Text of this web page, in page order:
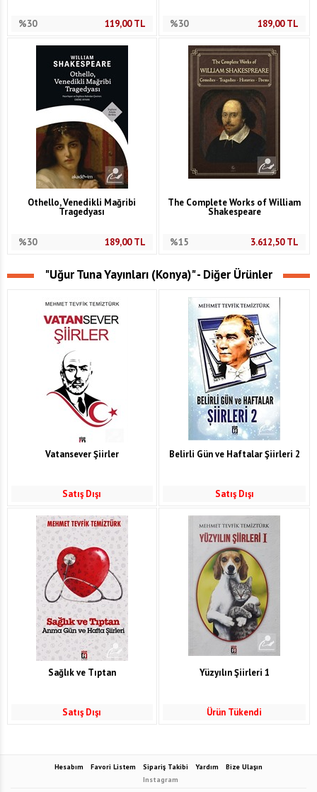
%30 119,00TL %30 189,00TL
Othello, Venedikli Mağribi
Tragedyası
%30 189,00TL
The Complete Works of William
Shakespeare
%15 3.612,50TL
"Uğur Tuna Yayınları (Konya)" - Diğer Ürünler
Vatansever Şiirler
Satış Dışı
Belirli Gün ve Haftalar Şiirleri 2
Satış Dışı
Sağlık ve Tıptan
Satış Dışı
Yüzyılın Şiirleri 1
Ürün Tükendi
Hesabım Favori Listem Sipariş Takibi Yardım
Bize Ulaşın
Instagram